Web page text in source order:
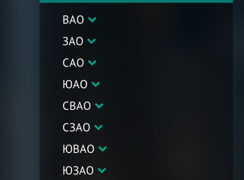
ВАО
ЗАО
САО
ЮАО
СВАО
СЗАО
ЮВАО
ЮЗАО